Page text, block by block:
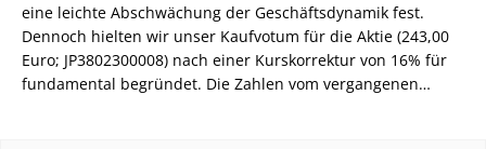
eine leichte Abschwächung der Geschäftsdynamik fest.
Dennoch hielten wir unser Kaufvotum für die Aktie (243,00
Euro; JP3802300008) nach einer Kurskorrektur von 16% für
fundamental begründet. Die Zahlen vom vergangenen